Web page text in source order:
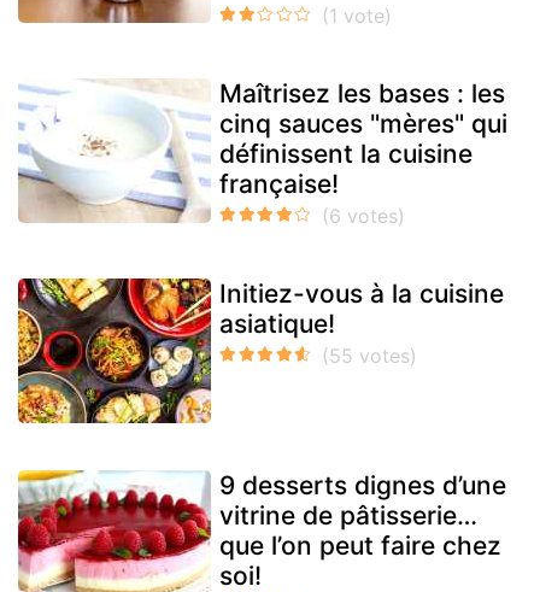
Maîtrisez les bases : les
cinq sauces "mères" qui
définissent la cuisine
française!
Initiez-vous à la cuisine
asiatique!
9 desserts dignes d’une
vitrine de pâtisserie…
que l’on peut faire chez
soi!